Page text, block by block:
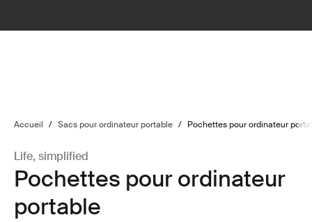
Accueil / Sacs pour ordinateur portable / Pochettes pour ordinateur
Life, simplified
Pochettes pour ordinateur
portable